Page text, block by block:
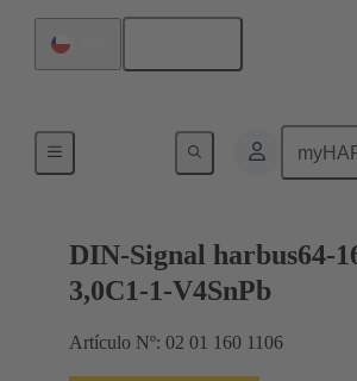
Terminación de placa madre a tarjeta
DIN-Signal harbus64-
3,0C1-1-V4SnPb
Artículo Nº: 02 01 160 1106